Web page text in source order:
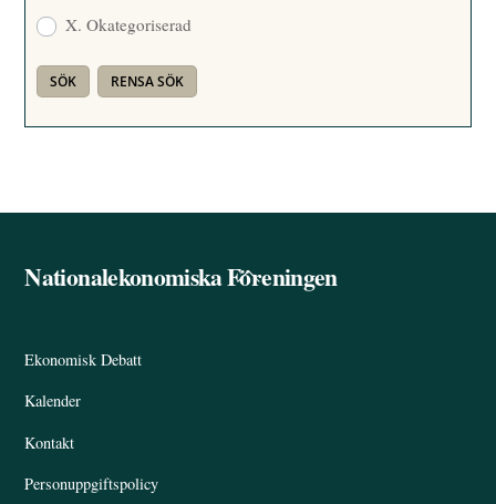
X. Okategoriserad
Back
Nationalekonomiska Föreningen
Ekonomisk Debatt
Kalender
Kontakt
Personuppgiftspolicy